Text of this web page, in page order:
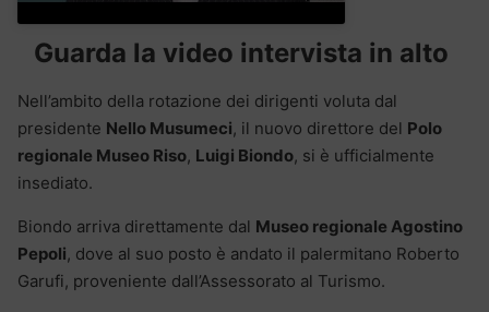
Guarda la video intervista in alto
Nell’ambito della rotazione dei dirigenti voluta dal
presidente Nello Musumeci, il nuovo direttore del Polo
regionale Museo Riso, Luigi Biondo, si è ufficialmente
insediato.
Biondo arriva direttamente dal Museo regionale Agostino
Pepoli, dove al suo posto è andato il palermitano Roberto
Garufi, proveniente dall’Assessorato al Turismo.